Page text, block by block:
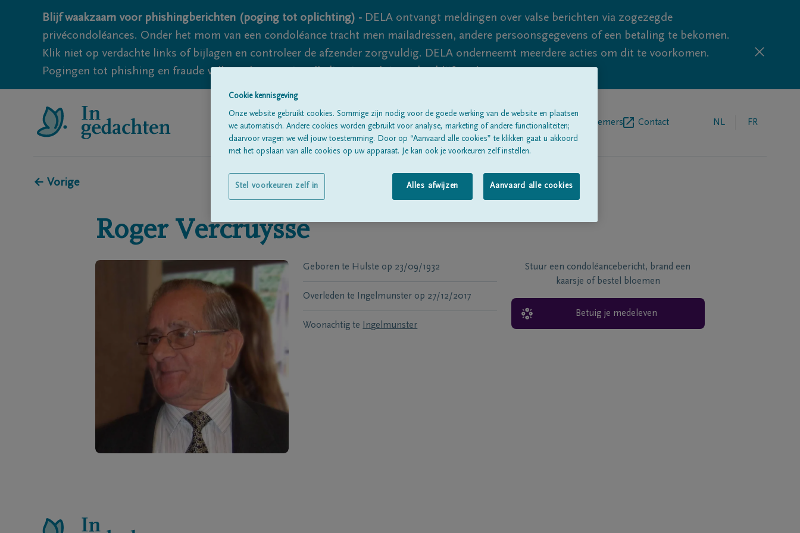
Blijf waakzaam voor phishingberichten (poging tot oplichting) - DELA ontvangt meldingen over valse berichten via zogezegde
privécondoléances. Onder het mom van een condoléance tracht men mailadressen, andere persoonsgegevens of een betaling te bekomen.
Klik niet op verdachte links of bijlagen en controleer de afzender zorgvuldig. DELA onderneemt meerdere acties om dit te voorkomen.
Pogingen tot phishing en fraude vallen echter nooit volledig uit te sluiten, dus blijf waakzaam.
Alle rouwberichtenOver onsBegrafenisondernemers Contact NL FR
← Vorige
Roger Vercruysse
Geboren te Hulste op 23/09/1932
Overleden te Ingelmunster op 27/12/2017
Woonachtig te Ingelmunster
Stuur een condoléancebericht, brand een
kaarsje of bestel bloemen
Betuig je medeleven
Cookie kennisgeving
Onze website gebruikt cookies. Sommige zijn nodig voor de goede werking van de website en plaatsen
we automatisch. Andere cookies worden gebruikt voor analyse, marketing of andere functionaliteiten;
daarvoor vragen we wél jouw toestemming. Door op “Aanvaard alle cookies” te klikken gaat u akkoord
met het opslaan van alle cookies op uw apparaat. Je kan ook je voorkeuren zelf instellen.
Alles afwijzen Aanvaard alle cookies
Stel voorkeuren zelf in